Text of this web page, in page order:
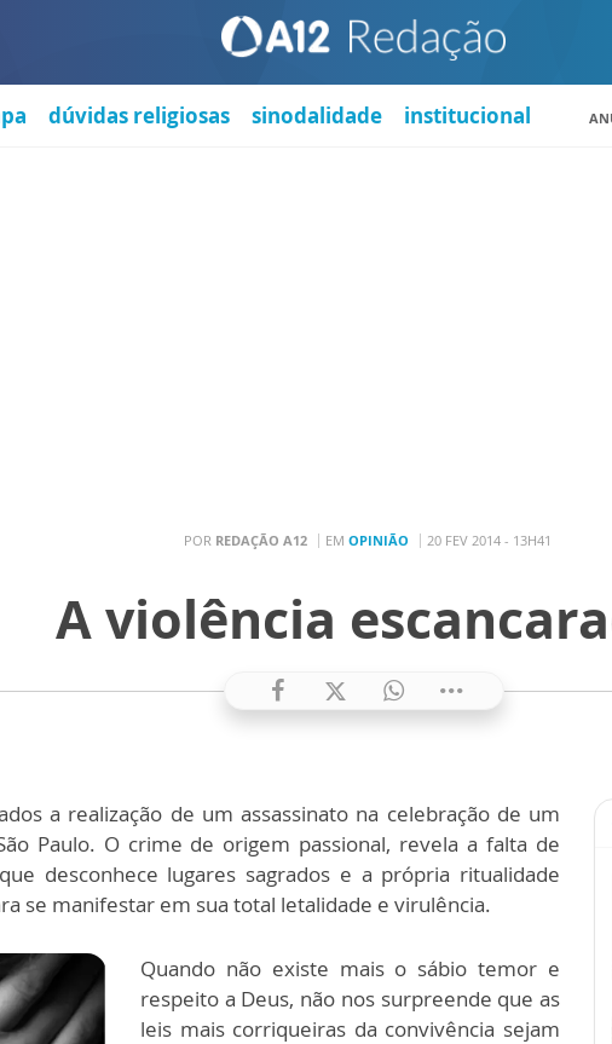
dúvidas religiosas sinodalidade institucional
POR REDAÇÃO A12 EM OPINIÃO 20 FEV 2014 - 13H41
A violência
a realização de um assassinato na celebração de um
Paulo. O crime de origem passional, revela a falta de
desconhece lugares sagrados e a própria ritualidade
se manifestar em sua total letalidade e virulência.
Quando não existe mais o sábio temor e
respeito a Deus, não nos surpreende que as
leis mais corriqueiras da convivência sejam